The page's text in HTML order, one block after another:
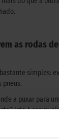
as rodas
simples:
pneus.
a puxar para
Isto é